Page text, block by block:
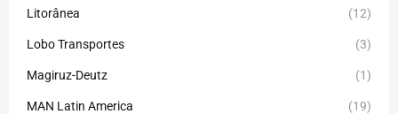
Litorânea (12)
Lobo Transportes (3)
Magiruz-Deutz (1)
MAN Latin America (19)